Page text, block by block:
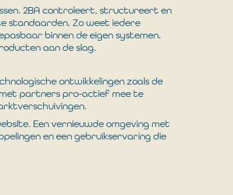
2BA controleert, structureert en
standaarden. Zo weet iedere
binnen de eigen systemen.
aan de slag.
ontwikkelingen zoals de
met partners pro-actief mee te
Een vernieuwde omgeving met
en een gebruikservaring die